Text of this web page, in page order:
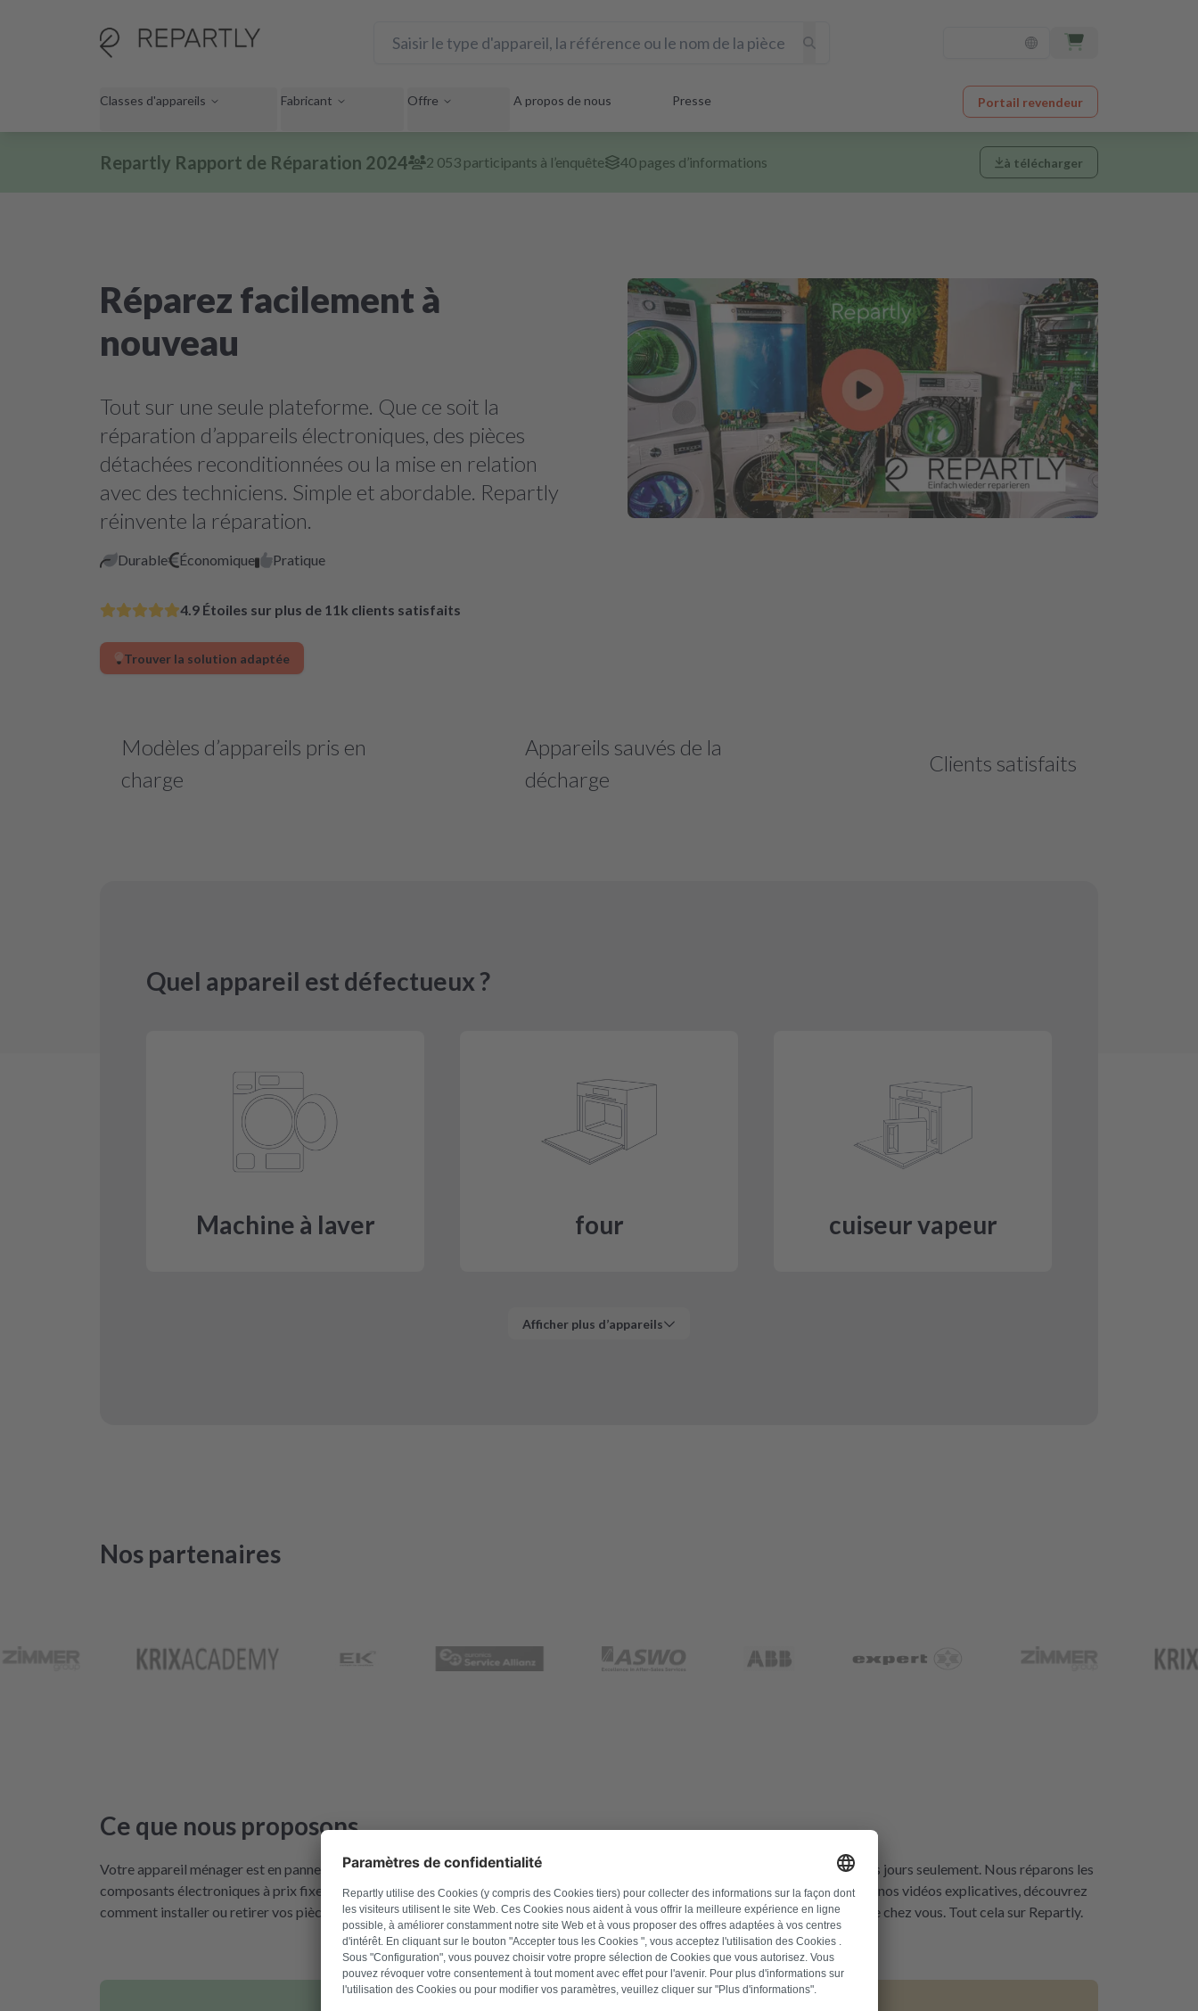
Classes d'appareils Fabricant Offre A propos de nous Presse Portail revendeur
Repartly Rapport de Réparation 2024 2 053 participants à l’enquête 40 pages d’informations à télécharger
Réparez facilement à
nouveau
Tout sur une seule plateforme. Que ce soit la
réparation d’appareils électroniques, des pièces
détachées reconditionnées ou la mise en relation
avec des techniciens. Simple et abordable. Repartly
réinvente la réparation.
Durable Économique Pratique
4.9 Étoiles sur plus de 11k clients satisfaits
Trouver la solution adaptée
Modèles d’appareils pris en
charge
Appareils sauvés de la
décharge
Clients satisfaits
Quel appareil est défectueux ?
Machine à laver four cuiseur vapeur
Afficher plus d’appareils
Nos partenaires
Ce que nous proposons
Votre appareil ménager est en panne ? Nous sommes là pour vous aider. Du diagnostic en ligne à l’appareil fonctionnel en quelques jours seulement. Nous réparons les
composants électroniques à prix fixe. Nous vendons des pièces électroniques reconditionnées et des pièces mécaniques. Grâce à nos vidéos explicatives, découvrez
comment installer ou retirer vos pièces correctement. Vous pouvez également réserver un rendez-vous avec un technicien près de chez vous. Tout cela sur Repartly.